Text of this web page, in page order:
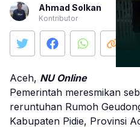
Ahmad Solkan
Kontributor
Aceh, NU Online
Pemerintah meresmikan
reruntuhan Rumoh
Kabupaten Pidie, Provinsi